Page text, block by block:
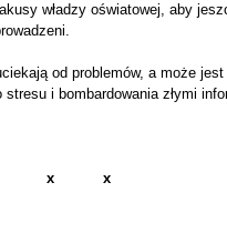
władzy oświatowej, aby
od problemów, a może
i bombardowania złymi
x x